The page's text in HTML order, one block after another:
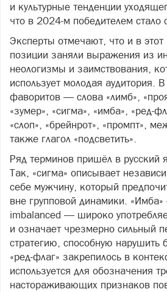
и культурные тенденции
что в 2024-м победителем стало
Эксперты отмечают, что и в
позиции заняли выражения из
неологизмы и заимствования,
использует молодая аудитория.
фаворитов — слова «лимб»,
«зумер», «сигма», «имба», «ред-
«слоп», «брейнрот», «промпт»,
также глагол «подсветить».
Ряд терминов пришёл в русский
Так, «сигма» описывает
себе мужчину, который
вне групповой динамики.
imbalanced — широко
и означает чрезмерно сильный
стратегию, способную
«ред-флаг» закрепилось в
используется для обозначения
настораживающих признаков